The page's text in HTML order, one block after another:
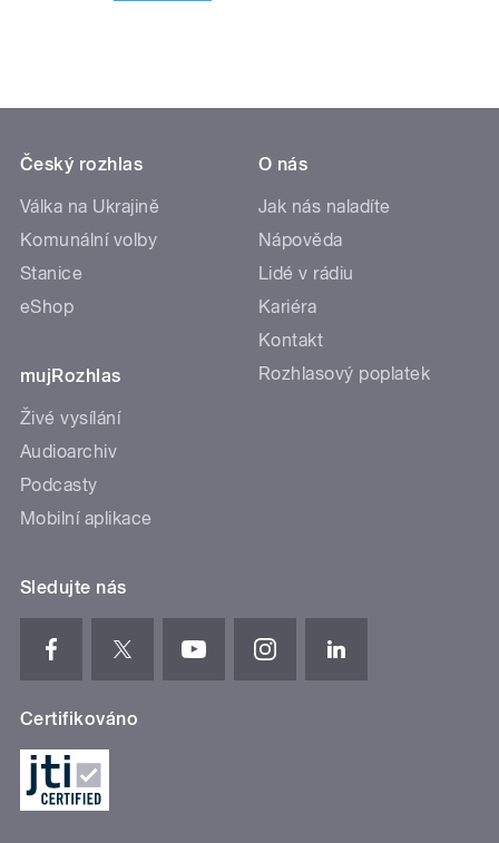
Český rozhlas
Válka na Ukrajině
Komunální volby
Stanice
eShop
mujRozhlas
Živé vysílání
Audioarchiv
Podcasty
Mobilní aplikace
O nás
Jak nás naladíte
Nápověda
Lidé v rádiu
Kariéra
Kontakt
Rozhlasový poplatek
Sledujte nás
Certifikováno